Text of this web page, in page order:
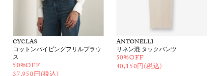
CYCLAS
コットンパイピングフリルブラウ
ス
50%OFF
ANTONELLI
リネン混 タックパンツ
50%OFF
40,150円(税込)